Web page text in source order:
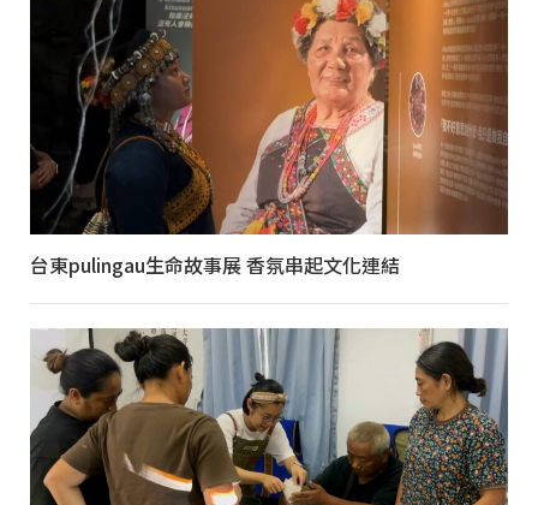
台東pulingau生命故事展 香氛串起文化連結